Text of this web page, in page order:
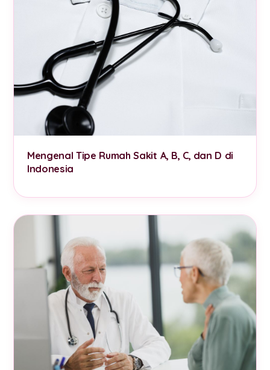
Mengenal Tipe Rumah Sakit A, B, C, dan D di
Indonesia